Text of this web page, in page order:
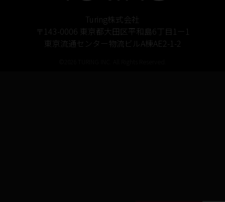
Turing株式会社
〒143-0006 東京都大田区平和島6丁目1ー1
東京流通センター物流ビルA棟AE2-1-2